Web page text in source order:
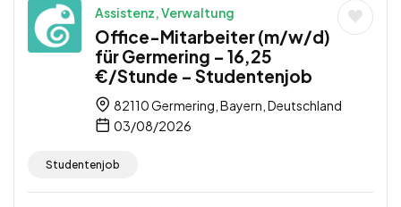
Assistenz, Verwaltung
Office-Mitarbeiter (m/w/d)
für Germering – 16,25
€/Stunde – Studentenjob
82110 Germering, Bayern, Deutschland
03/08/2026
Studentenjob